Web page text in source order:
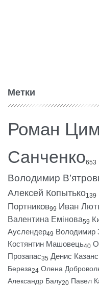
Метки
Роман
Санченко653
Володимир
Алексей Копытько139
Портников99 Иван
Валентина Емінова59
Ауслендер49 Володимир
Костянтин Машовець40
Прозапас35 Денис
Береза24 Олена
Александр Балу20 Павел